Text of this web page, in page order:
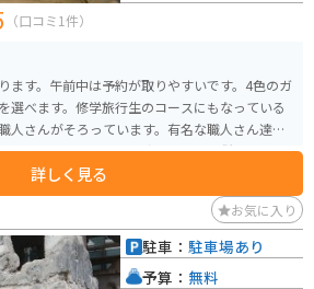
（口コミ1件）
ます。午前中は予約が取りやすいです。4色のガ
選べます。修学旅行生のコースにもなっている
人さんがそろっています。有名な職人さん達が
に作れます。作成した琉球ガラスは併設のお土
宅まで郵送してくれます。旅の思い出に、写真
ます。
詳しく見る
お気に入り
駐車： 駐車場あり
予算： 無料